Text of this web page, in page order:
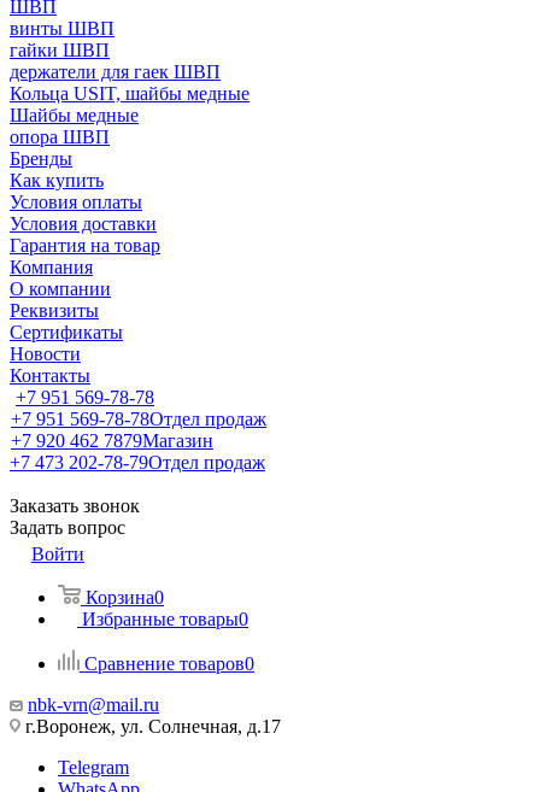
ШВП
винты ШВП
гайки ШВП
держатели для гаек ШВП
Кольца USIT, шайбы медные
Шайбы медные
опора ШВП
Бренды
Как купить
Условия оплаты
Условия доставки
Гарантия на товар
Компания
О компании
Реквизиты
Сертификаты
Новости
Контакты
+7 951 569-78-78
+7 951 569-78-78Отдел продаж
+7 920 462 7879Магазин
+7 473 202-78-79Отдел продаж
Заказать звонок
Задать вопрос
Войти
Корзина0
Избранные товары0
Сравнение товаров0
nbk-vrn@mail.ru
г.Воронеж, ул. Солнечная, д.17
Telegram